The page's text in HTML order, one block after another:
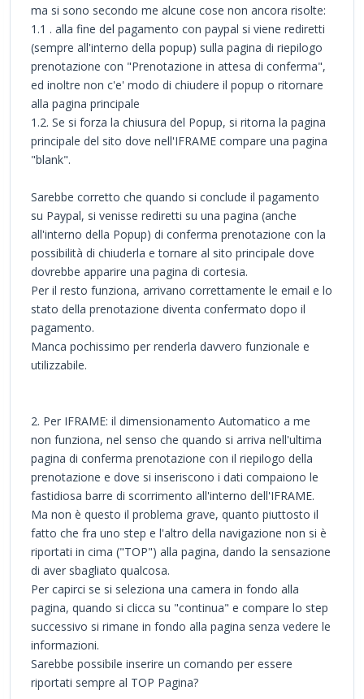
ma si sono secondo me alcune cose non ancora risolte:
1.1 . alla fine del pagamento con paypal si viene rediretti
(sempre all'interno della popup) sulla pagina di riepilogo
prenotazione con "Prenotazione in attesa di conferma",
ed inoltre non c'e' modo di chiudere il popup o ritornare
alla pagina principale
1.2. Se si forza la chiusura del Popup, si ritorna la pagina
principale del sito dove nell'IFRAME compare una pagina
"blank".
Sarebbe corretto che quando si conclude il pagamento
su Paypal, si venisse rediretti su una pagina (anche
all'interno della Popup) di conferma prenotazione con la
possibilità di chiuderla e tornare al sito principale dove
dovrebbe apparire una pagina di cortesia.
Per il resto funziona, arrivano correttamente le email e lo
stato della prenotazione diventa confermato dopo il
pagamento.
Manca pochissimo per renderla davvero funzionale e
utilizzabile.
2. Per IFRAME: il dimensionamento Automatico a me
non funziona, nel senso che quando si arriva nell'ultima
pagina di conferma prenotazione con il riepilogo della
prenotazione e dove si inseriscono i dati compaiono le
fastidiosa barre di scorrimento all'interno dell'IFRAME.
Ma non è questo il problema grave, quanto piuttosto il
fatto che fra uno step e l'altro della navigazione non si è
riportati in cima ("TOP") alla pagina, dando la sensazione
di aver sbagliato qualcosa.
Per capirci se si seleziona una camera in fondo alla
pagina, quando si clicca su "continua" e compare lo step
successivo si rimane in fondo alla pagina senza vedere le
informazioni.
Sarebbe possibile inserire un comando per essere
riportati sempre al TOP Pagina?